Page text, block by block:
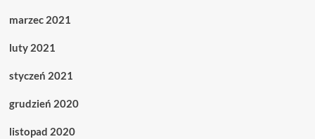
marzec 2021
luty 2021
styczeń 2021
grudzień 2020
listopad 2020